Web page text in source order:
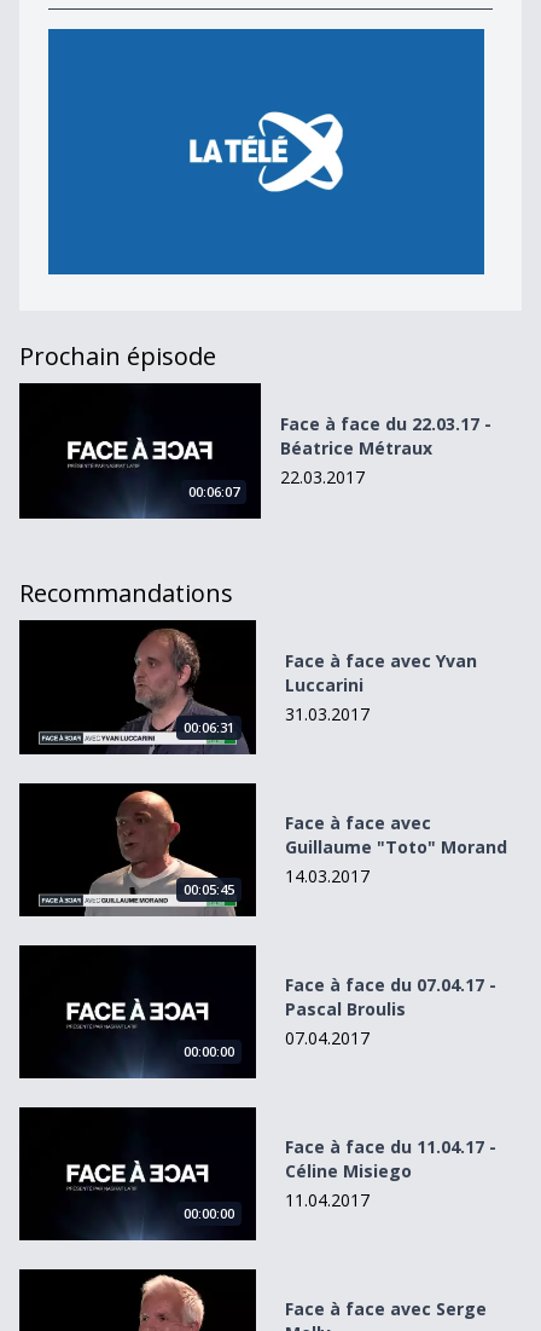
Prochain épisode
00:06:07
Face à face du 22.03.17 -
Béatrice Métraux
22.03.2017
Recommandations
Face à face avec Yvan Luccarini
00:06:31
Face à face avec Yvan
Luccarini
31.03.2017
Face à face avec Guillaume &quot;Toto&quot; Morand
00:05:45
Face à face avec
Guillaume "Toto" Morand
14.03.2017
00:00:00
Face à face du 07.04.17 -
Pascal Broulis
07.04.2017
00:00:00
Face à face du 11.04.17 -
Céline Misiego
11.04.2017
Face à face avec Serge Melly
Face à face avec Serge